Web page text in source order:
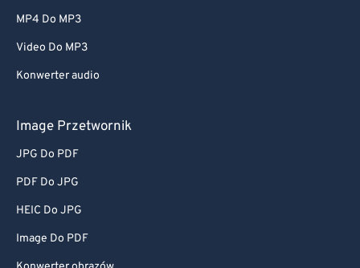
MP4 Do MP3
Video Do MP3
Konwerter audio
Image Przetwornik
JPG Do PDF
PDF Do JPG
HEIC Do JPG
Image Do PDF